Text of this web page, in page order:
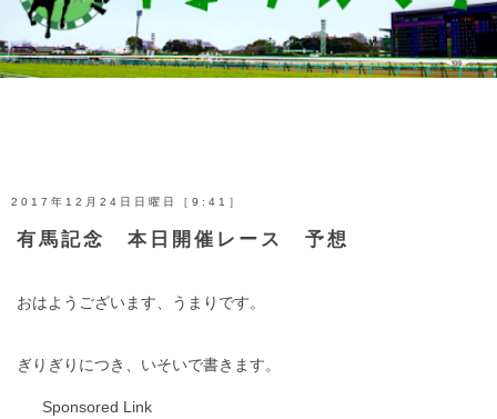
2017年12月24日日曜日［9:41］
有馬記念 本日開催レース 予想
おはようございます、うまりです。
ぎりぎりにつき、いそいで書きます。
Sponsored Link